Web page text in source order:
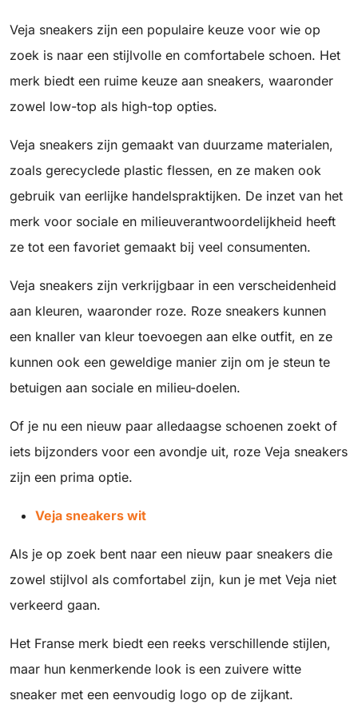
Veja sneakers zijn een populaire keuze voor wie op
zoek is naar een stijlvolle en comfortabele schoen. Het
merk biedt een ruime keuze aan sneakers, waaronder
zowel low-top als high-top opties.
Veja sneakers zijn gemaakt van duurzame materialen,
zoals gerecyclede plastic flessen, en ze maken ook
gebruik van eerlijke handelspraktijken. De inzet van het
merk voor sociale en milieuverantwoordelijkheid heeft
ze tot een favoriet gemaakt bij veel consumenten.
Veja sneakers zijn verkrijgbaar in een verscheidenheid
aan kleuren, waaronder roze. Roze sneakers kunnen
een knaller van kleur toevoegen aan elke outfit, en ze
kunnen ook een geweldige manier zijn om je steun te
betuigen aan sociale en milieu-doelen.
Of je nu een nieuw paar alledaagse schoenen zoekt of
iets bijzonders voor een avondje uit, roze Veja sneakers
zijn een prima optie.
Veja sneakers wit
Als je op zoek bent naar een nieuw paar sneakers die
zowel stijlvol als comfortabel zijn, kun je met Veja niet
verkeerd gaan.
Het Franse merk biedt een reeks verschillende stijlen,
maar hun kenmerkende look is een zuivere witte
sneaker met een eenvoudig logo op de zijkant.